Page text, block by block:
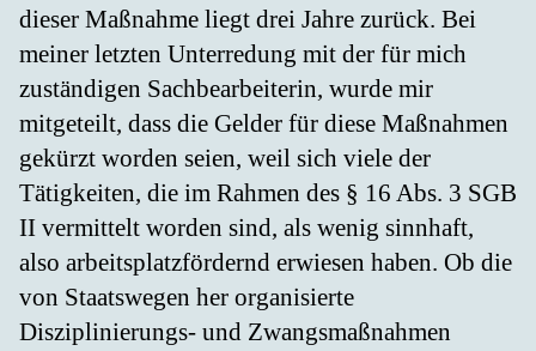
dieser Maßnahme liegt drei Jahre zurück. Bei
meiner letzten Unterredung mit der für mich
zuständigen Sachbearbeiterin, wurde mir
mitgeteilt, dass die Gelder für diese Maßnahmen
gekürzt worden seien, weil sich viele der
Tätigkeiten, die im Rahmen des § 16 Abs. 3 SGB
II vermittelt worden sind, als wenig sinnhaft,
also arbeitsplatzfördernd erwiesen haben. Ob die
von Staatswegen her organisierte
Disziplinierungs- und Zwangsmaßnahmen